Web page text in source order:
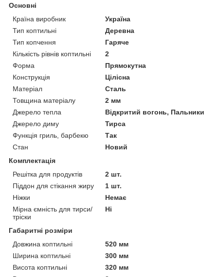
Основні
Країна виробник
Україна
Тип коптильні
Деревна
Тип копчення
Гаряче
Кількість рівнів коптильні
2
Форма
Прямокутна
Конструкція
Цілісна
Матеріал
Сталь
Товщина матеріалу
2 мм
Джерело тепла
Відкритий вогонь, Пальники
Джерело диму
Тирса
Функція гриль, барбекю
Так
Стан
Новий
Комплектація
Решітка для продуктів
2 шт.
Піддон для стікання жиру
1 шт.
Ніжки
Немає
Мірна ємність для тирси/
тріски
Ні
Габаритні розміри
Довжина коптильні
520 мм
Ширина коптильні
300 мм
Висота коптильні
320 мм